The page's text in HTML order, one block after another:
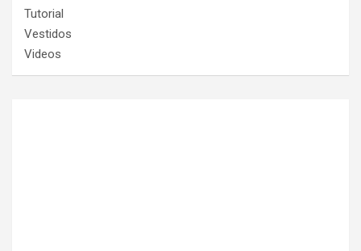
Tutorial
Vestidos
Videos